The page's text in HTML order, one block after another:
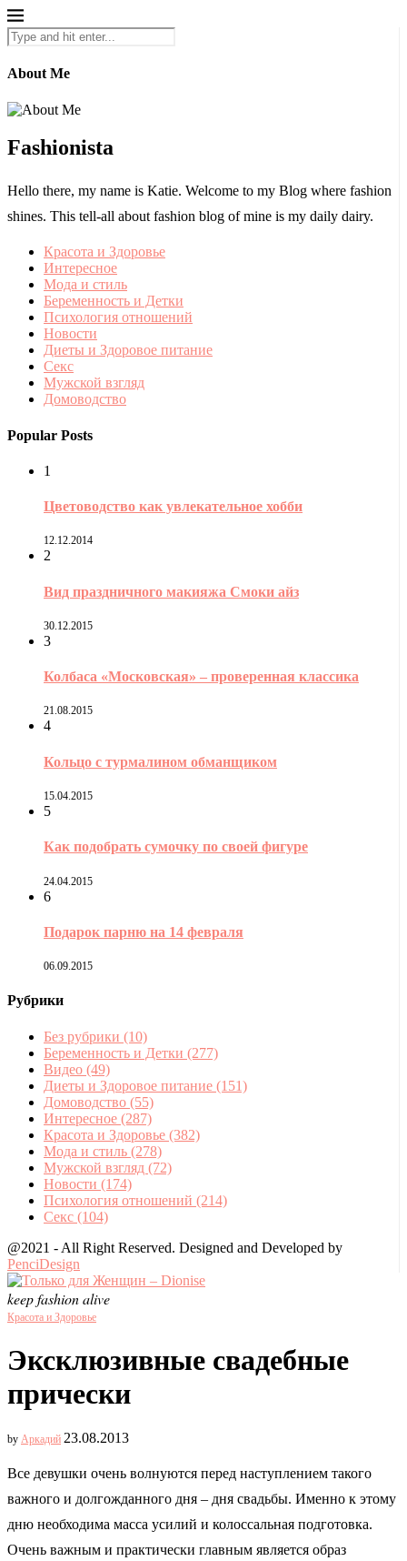
About Me
Fashionista
Hello there, my name is Katie. Welcome to my Blog where fashion
shines. This tell-all about fashion blog of mine is my daily dairy.
Красота и Здоровье
Интересное
Мода и стиль
Беременность и Детки
Психология отношений
Новости
Диеты и Здоровое питание
Секс
Мужской взгляд
Домоводство
Popular Posts
1
Цветоводство как увлекательное хобби
12.12.2014
2
Вид праздничного макияжа Смоки айз
30.12.2015
3
Колбаса «Московская» – проверенная классика
21.08.2015
4
Кольцо с турмалином обманщиком
15.04.2015
5
Как подобрать сумочку по своей фигуре
24.04.2015
6
Подарок парню на 14 февраля
06.09.2015
Рубрики
Без рубрики (10)
Беременность и Детки (277)
Видео (49)
Диеты и Здоровое питание (151)
Домоводство (55)
Интересное (287)
Красота и Здоровье (382)
Мода и стиль (278)
Мужской взгляд (72)
Новости (174)
Психология отношений (214)
Секс (104)
@2021 - All Right Reserved. Designed and Developed by
PenciDesign
keep fashion alive
Красота и Здоровье
Эксклюзивные свадебные
прически
by Аркадий 23.08.2013
Все девушки очень волнуются перед наступлением такого
важного и долгожданного дня – дня свадьбы. Именно к этому
дню необходима масса усилий и колоссальная подготовка.
Очень важным и практически главным является образ